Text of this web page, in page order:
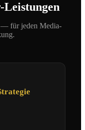
Leistungen
— für jeden Media-